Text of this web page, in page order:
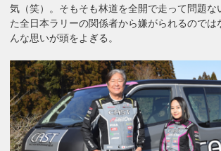
気（笑）。そもそも林道を全開で走って問題
た全日本ラリーの関係者から嫌がられるので
んな思いが頭をよぎる。